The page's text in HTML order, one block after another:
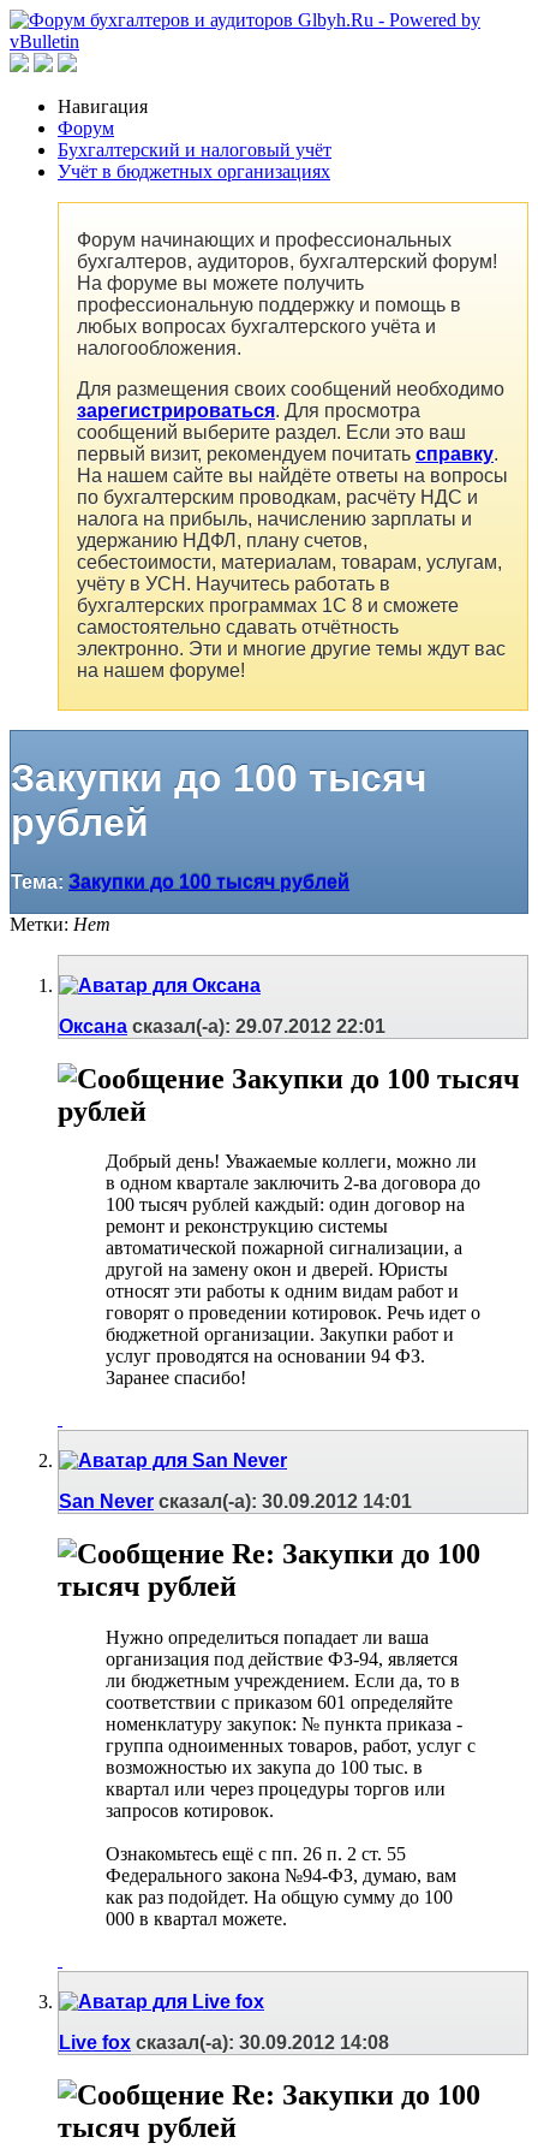
Навигация
Форум
Бухгалтерский и налоговый учёт
Учёт в бюджетных организациях
Форум начинающих и профессиональных
бухгалтеров, аудиторов, бухгалтерский форум!
На форуме вы можете получить
профессиональную поддержку и помощь в
любых вопросах бухгалтерского учёта и
налогообложения.
Для размещения своих сообщений необходимо
зарегистрироваться. Для просмотра
сообщений выберите раздел. Если это ваш
первый визит, рекомендуем почитать справку.
На нашем сайте вы найдёте ответы на вопросы
по бухгалтерским проводкам, расчёту НДС и
налога на прибыль, начислению зарплаты и
удержанию НДФЛ, плану счетов,
себестоимости, материалам, товарам, услугам,
учёту в УСН. Научитесь работать в
бухгалтерских программах 1С 8 и сможете
самостоятельно сдавать отчётность
электронно. Эти и многие другие темы ждут вас
на нашем форуме!
Закупки до 100 тысяч
рублей
Тема: Закупки до 100 тысяч рублей
Метки: Нет
Оксана сказал(-а): 29.07.2012 22:01
Закупки до 100 тысяч
рублей
Добрый день! Уважаемые коллеги, можно ли
в одном квартале заключить 2-ва договора до
100 тысяч рублей каждый: один договор на
ремонт и реконструкцию системы
автоматической пожарной сигнализации, а
другой на замену окон и дверей. Юристы
относят эти работы к одним видам работ и
говорят о проведении котировок. Речь идет о
бюджетной организации. Закупки работ и
услуг проводятся на основании 94 ФЗ.
Заранее спасибо!
San Never сказал(-а): 30.09.2012 14:01
Re: Закупки до 100
тысяч рублей
Нужно определиться попадает ли ваша
организация под действие ФЗ-94, является
ли бюджетным учреждением. Если да, то в
соответствии с приказом 601 определяйте
номенклатуру закупок: № пункта приказа -
группа одноименных товаров, работ, услуг с
возможностью их закупа до 100 тыс. в
квартал или через процедуры торгов или
запросов котировок.
Ознакомьтесь ещё с пп. 26 п. 2 ст. 55
Федерального закона №94-ФЗ, думаю, вам
как раз подойдет. На общую сумму до 100
000 в квартал можете.
Live fox сказал(-а): 30.09.2012 14:08
Re: Закупки до 100
тысяч рублей